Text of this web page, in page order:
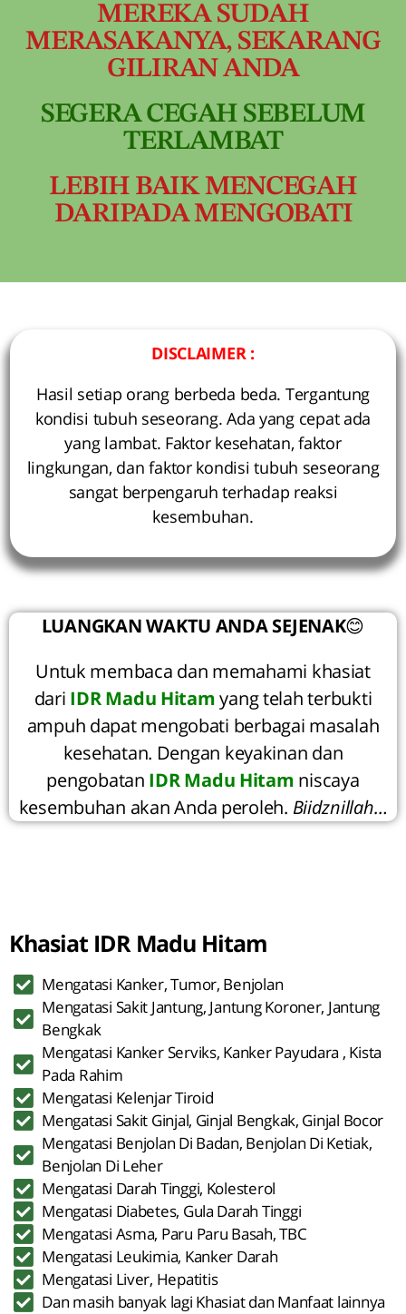
MEREKA SUDAH
MERASAKANYA, SEKARANG
GILIRAN ANDA
SEGERA CEGAH SEBELUM
TERLAMBAT
LEBIH BAIK MENCEGAH
DARIPADA MENGOBATI
DISCLAIMER :
Hasil setiap orang berbeda beda. Tergantung
kondisi tubuh seseorang. Ada yang cepat ada
yang lambat. Faktor kesehatan, faktor
lingkungan, dan faktor kondisi tubuh seseorang
sangat berpengaruh terhadap reaksi
kesembuhan.
LUANGKAN WAKTU ANDA SEJENAK😊
Untuk membaca dan memahami khasiat
dari IDR Madu Hitamyang telah terbukti
ampuh dapat mengobati berbagai masalah
kesehatan. Dengan keyakinan dan
pengobatan IDR Madu Hitam niscaya
kesembuhan akan Anda peroleh. Biidznillah…
Khasiat IDR Madu Hitam
Mengatasi Kanker, Tumor, Benjolan
Mengatasi Sakit Jantung, Jantung Koroner, Jantung
Bengkak
Mengatasi Kanker Serviks, Kanker Payudara , Kista
Pada Rahim
Mengatasi Kelenjar Tiroid
Mengatasi Sakit Ginjal, Ginjal Bengkak, Ginjal Bocor
Mengatasi Benjolan Di Badan, Benjolan Di Ketiak,
Benjolan Di Leher
Mengatasi Darah Tinggi, Kolesterol
Mengatasi Diabetes, Gula Darah Tinggi
Mengatasi Asma, Paru Paru Basah, TBC
Mengatasi Leukimia, Kanker Darah
Mengatasi Liver, Hepatitis
Dan masih banyak lagi Khasiat dan Manfaat lainnya